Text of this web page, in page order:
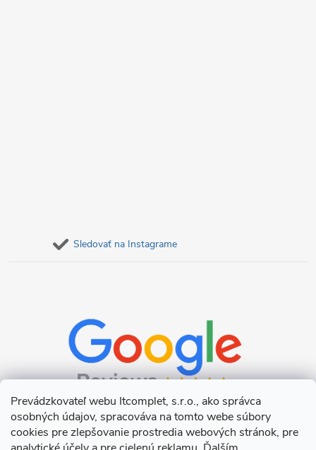
Prevádzkovateľ webu Itcomplet, s.r.o., ako správca
osobných údajov, spracováva na tomto webe súbory
cookies pre zlepšovanie prostredia webových stránok, pre
Sledovať na Instagrame